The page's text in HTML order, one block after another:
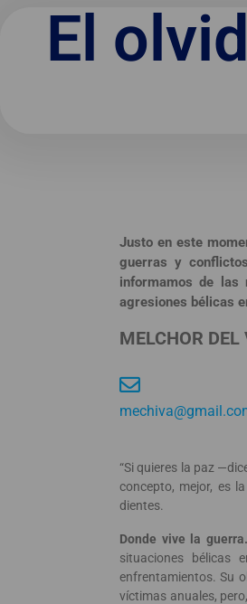
El
Justo en este
guerras y
informamos de las
agresiones bélicas
MELCHOR DEL
“Si quieres la paz
concepto, mejor, es
dientes.
Donde vive la guerra.
situaciones bélicas
enfrentamientos. Su
víctimas anuales,